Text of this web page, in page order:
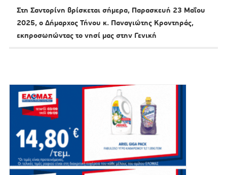
Στη Σαντορίνη βρίσκεται σήμερα, Παρασκευή 23 Μαΐου
2025, ο Δήμαρχος Τήνου κ. Παναγιώτης Κροντηράς,
εκπροσωπώντας το νησί μας στην Γενική